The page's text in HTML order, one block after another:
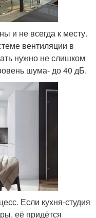
и не всегда к месту.
вентиляции в
нужно не слишком
шума- до 40 дБ.
Если кухня-студия
её придётся